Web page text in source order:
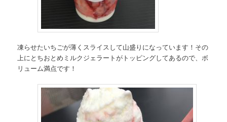
凍らせたいちごが薄くスライスして山盛りになっています！その
上にとちおとめミルクジェラートがトッピングしてあるので、ボ
リューム満点です！